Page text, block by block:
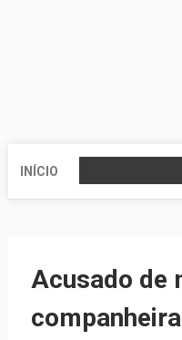
INÍCIO
Acusado de